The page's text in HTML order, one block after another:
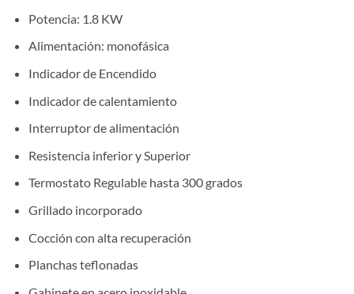
Potencia: 1.8 KW
Alimentación: monofásica
Indicador de Encendido
Indicador de calentamiento
Interruptor de alimentación
Resistencia inferior y Superior
Termostato Regulable hasta 300 grados
Grillado incorporado
Cocción con alta recuperación
Planchas teflonadas